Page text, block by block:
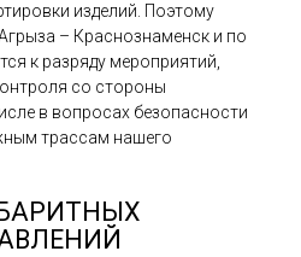
изделий. Поэтому
– Краснознаменск и по
к разряду мероприятий,
со стороны
в вопросах безопасности
трассам нашего